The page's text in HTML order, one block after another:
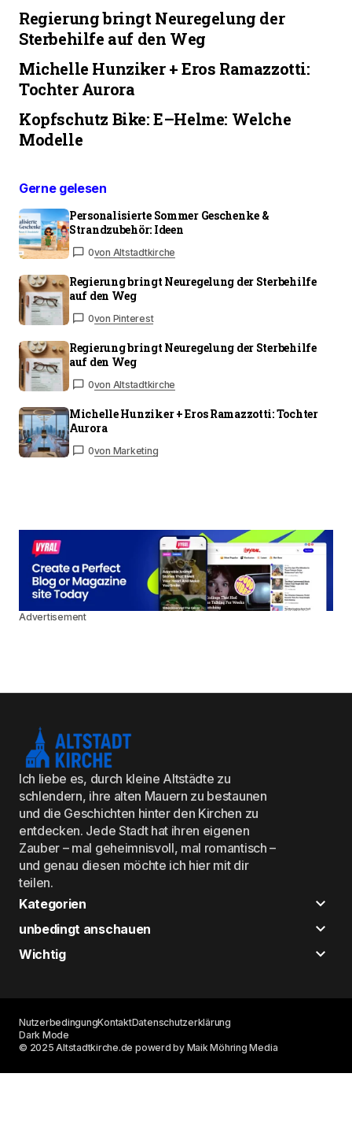
Regierung bringt Neuregelung der
Sterbehilfe auf den Weg
Michelle Hunziker + Eros Ramazzotti:
Tochter Aurora
Kopfschutz Bike: E–Helme: Welche
Modelle
Gerne gelesen
Personalisierte Sommer Geschenke &
Strandzubehör: Ideen
0von Altstadtkirche
Regierung bringt Neuregelung der Sterbehilfe
auf den Weg
0von Pinterest
Regierung bringt Neuregelung der Sterbehilfe
auf den Weg
0von Altstadtkirche
Michelle Hunziker + Eros Ramazzotti: Tochter
Aurora
0von Marketing
Advertisement
Ich liebe es, durch kleine Altstädte zu
schlendern, ihre alten Mauern zu bestaunen
und die Geschichten hinter den Kirchen zu
entdecken. Jede Stadt hat ihren eigenen
Zauber – mal geheimnisvoll, mal romantisch –
und genau diesen möchte ich hier mit dir
teilen.
Kategorien
unbedingt anschauen
Wichtig
© 2025 Altstadtkirche.de powerd by Maik Möhring Media
NutzerbedingungKontaktDatenschutzerklärung
Dark Mode